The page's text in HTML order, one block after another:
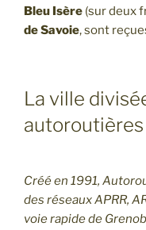
Bleu Isère (sur deux
de Savoie, sont
La ville
autoroutières
Créé en 1991,
des réseaux APRR,
voie rapide de